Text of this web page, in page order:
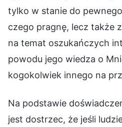
tylko w stanie do
czego pragnę, lecz także
na temat oszukańczych
powodu jego wiedza o
kogokolwiek innego na
Na podstawie
jest dostrzec, że jeśli